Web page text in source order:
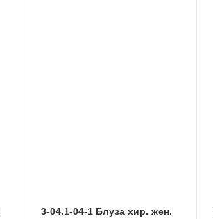
3-04.1-04-1 Блуза хир. жен.